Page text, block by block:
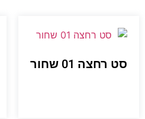
סט רחצה 01 שחור